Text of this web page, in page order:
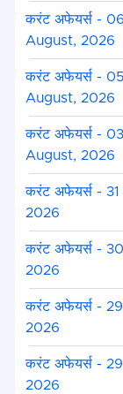
करंट अफेयर्स -
August, 2026
करंट अफेयर्स -
August, 2026
करंट अफेयर्स -
August, 2026
करंट अफेयर्स -
2026
करंट अफेयर्स -
2026
करंट अफेयर्स -
2026
करंट अफेयर्स -
2026